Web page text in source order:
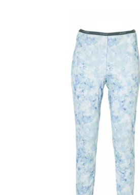
【「AFTEE先享後付」結帳流程】
１．於結帳方式選擇「AFTEE先享後付」後，
結帳頁面，進行簡訊認證並確認金額後，即可完
２．訂單成立數日內，您將收到繳費通知簡訊。
３．收到繳費通知簡訊後14天內，點擊此簡訊
ATM／網路銀行／等多元方式進行付款，方視為
※ 請注意：結帳手續完成當下不需立刻繳費，
購買商品的店家。未經商家同意取消之訂單仍
※ 交易是否成功請以「AFTEE先享後付 」之結
是否繳費成功／繳費後需取消欲退款等相關疑
https://
１．透過由恩沛科技股份有限公司提供之「
易，需依本服務之必要範圍內提供個人資料，
權轉讓予恩沛科技股份有限公司。
每筆NT$60，滿NT$599(含以上)免運費
每筆NT$60，滿NT$599(含以上)免運費
每筆NT$60，滿NT$799(含以上)免運費
每筆NT$60，滿NT$799(含以上)免運費
每筆NT$60，滿NT$799(含以上)免運費